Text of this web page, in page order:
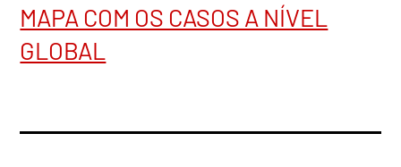
MAPA COM OS CASOS A NÍVEL
GLOBAL